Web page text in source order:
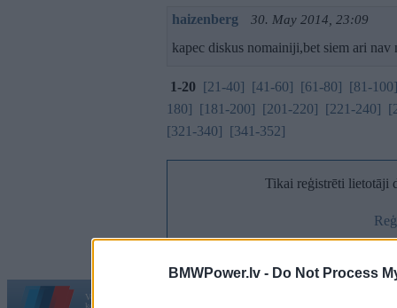
BMWPower.lv - Do Not Process
haizenberg 30. May 2014, 23:09
kapec diskus nomainiji,bet siem ari nav
1-20 [21-40] [41-60] [61-80] [81-100]
180] [181-200] [201-220] [221-240]
[321-340] [341-352]
Tikai reģistrēti lietotāji
Vortāls BMWPower.lv darbojas
kopš 2002. gada 14. maija. Tas nav auto klubs un nav saistīts ar